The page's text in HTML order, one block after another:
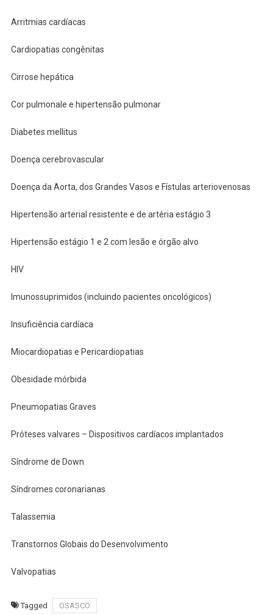
Arritmias cardíacas
Cardiopatias congênitas
Cirrose hepática
Cor pulmonale e hipertensão pulmonar
Diabetes mellitus
Doença cerebrovascular
Doença da Aorta, dos Grandes Vasos e Fístulas arteriovenosas
Hipertensão arterial resistente e de artéria estágio 3
Hipertensão estágio 1 e 2 com lesão e órgão alvo
HIV
Imunossuprimidos (incluindo pacientes oncológicos)
Insuficiência cardíaca
Miocardiopatias e Pericardiopatias
Obesidade mórbida
Pneumopatias Graves
Próteses valvares – Dispositivos cardíacos implantados
Síndrome de Down
Síndromes coronarianas
Talassemia
Transtornos Globais do Desenvolvimento
Valvopatias
Tagged OSASCO